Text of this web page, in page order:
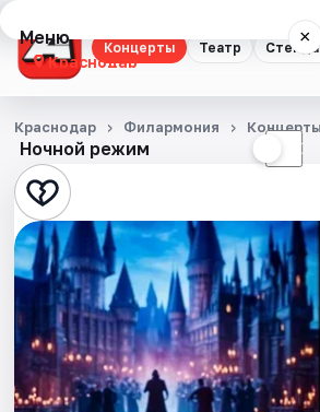
Концерты Театр
Меню ×
Краснодар
Концерты
Театр
Стендап
Выставки
Квесты
Экскурсии
Ночной режим ☾
Краснодар Филармония Концерты